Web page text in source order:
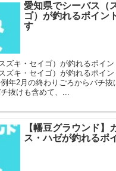
愛知県でシーバス（
ゴ）が釣れるポイン
す
ズキ・セイゴ）が釣れるポイ
ズキ・セイゴ）が釣れるポイ
年2月の終わりごろからバチ抜
抜けも含めて、...
【幡豆グラウンド】
ス・ハゼが釣れるポ